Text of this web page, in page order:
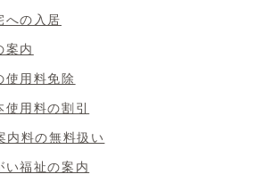
への入居
案内
使用料免除
用料の割引
内料の無料扱い
福祉の案内